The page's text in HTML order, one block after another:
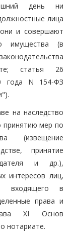
день ни
лица
и совершают
имущества (в
статья 26
года N 154-ФЗ
на наследство
принятию мер по
(извещение
принятие
и др.),
интересов лиц,
входящего в
права и
XI Основ
нотариате.